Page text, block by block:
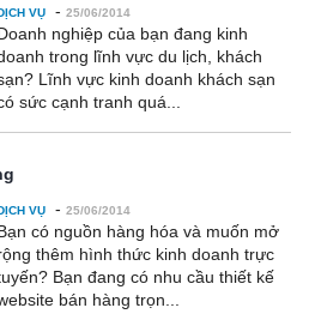
VỤ - 25/06/2014
nghiệp của bạn đang kinh
trong lĩnh vực du lịch, khách
Lĩnh vực kinh doanh khách sạn
sức cạnh tranh quá...
VỤ - 25/06/2014
có nguồn hàng hóa và muốn mở
thêm hình thức kinh doanh trực
Bạn đang có nhu cầu thiết kế
bán hàng trọn...